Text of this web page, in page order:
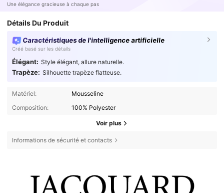
Une élégance gracieuse à chaque pas
Détails Du Produit
Caractéristiques de l'intelligence artificielle
Créé basé sur les détails
Élégant: Style élégant, allure naturelle.
Trapèze: Silhouette trapèze flatteuse.
Matériel:
Mousseline
Composition:
100% Polyester
Voir plus
Informations de sécurité et contacts